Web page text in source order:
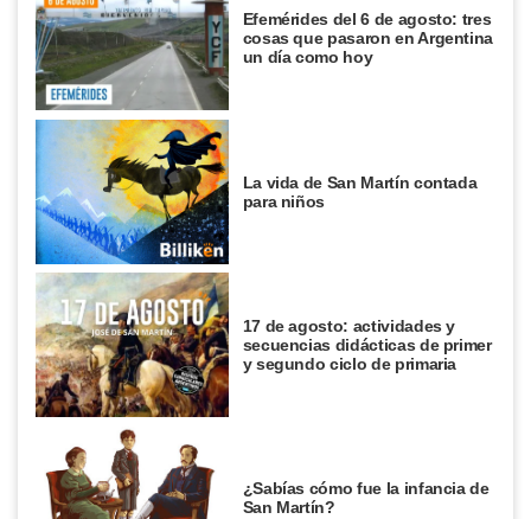
Efemérides del 6 de agosto: tres
cosas que pasaron en Argentina
un día como hoy
La vida de San Martín contada
para niños
17 de agosto: actividades y
secuencias didácticas de primer
y segundo ciclo de primaria
¿Sabías cómo fue la infancia de
San Martín?